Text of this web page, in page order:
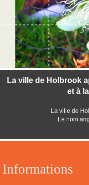
Informations
La ville de Holbrook
et à
La ville de
Le nom